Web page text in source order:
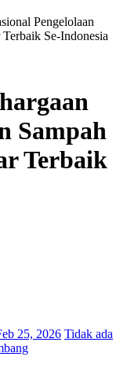
Pengelolaan
Se-Indonesia
Sampah
Terbaik
25, 2026 Tidak ada